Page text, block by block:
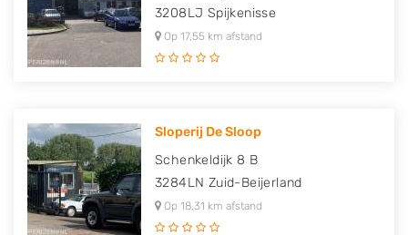
3208LJ Spijkenisse
Op 17,55 km afstand
Sloperij De Sloop
Schenkeldijk 8 B
3284LN Zuid-Beijerland
Op 18,31 km afstand